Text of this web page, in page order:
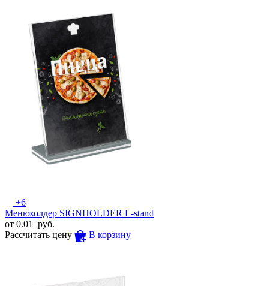
+6
Менюхолдер SIGNHOLDER L-stand
от 0.01 руб.
Рассчитать цену
В корзину